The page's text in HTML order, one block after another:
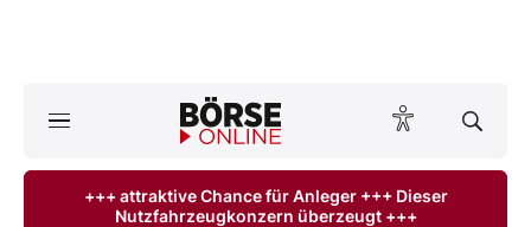
ktuelle Ausgabe BÖRSE ONLINE lesen
+++ attraktive Chance für Anleger +++ Dieser
Nutzfahrzeugkonzern überzeugt +++